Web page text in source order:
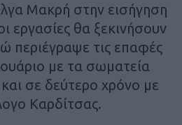
Μακρή στην εισήγηση
εργασίες θα ξεκινήσουν
περιέγραψε τις επαφές
με τα σωματεία
σε δεύτερο χρόνο με
Καρδίτσας.